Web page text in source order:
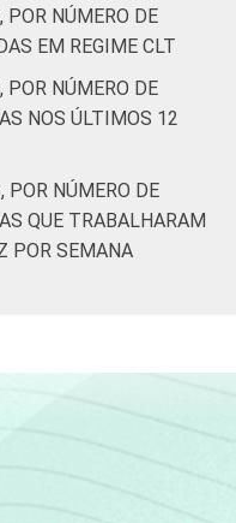
POR NÚMERO DE
EM REGIME CLT
POR NÚMERO DE
NOS ÚLTIMOS 12
POR NÚMERO DE
QUE TRABALHARAM
POR SEMANA